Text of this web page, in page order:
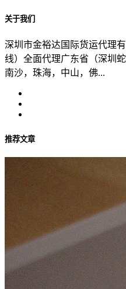
关于我们
深圳市金裕达国际货运代理
线）全面代理广东省（深圳
南沙，珠海，中山，佛...
推荐文章